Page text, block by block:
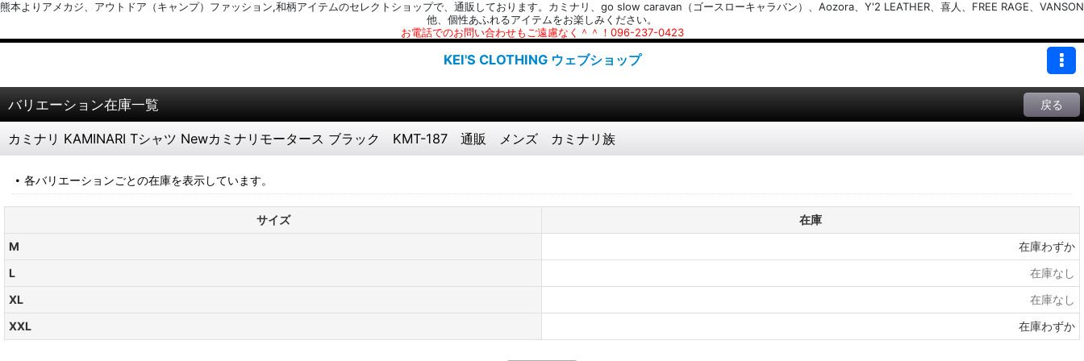
熊本よりアメカジ、アウトドア（キャンプ）ファッション,和柄アイテムのセレクトショップで、通販しております。カミナリ、go slow caravan（ゴースローキャラバン）、Aozora、Y'2 LEATHER、喜人、FREE RAGE、VANSON
他、個性あふれるアイテムをお楽しみください。
お電話でのお問い合わせもご遠慮なく＾＾！096-237-0423
KEI'S CLOTHING ウェブショップ
バリエーション在庫一覧 戻る
カミナリ KAMINARI Tシャツ Newカミナリモータース ブラック KMT-187 通販 メンズ カミナリ族
各バリエーションごとの在庫を表示しています。
サイズ
在庫
M
在庫わずか
L
在庫なし
XL
在庫なし
XXL
在庫わずか